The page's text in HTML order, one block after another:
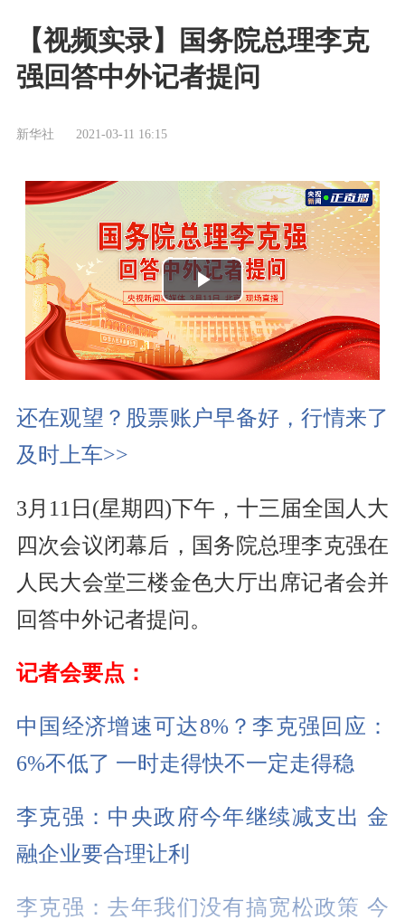
【视频实录】国务院总理李克
强回答中外记者提问
新华社 2021-03-11 16:15
播
放
视
频
还在观望？股票账户早备好，行情来了
及时上车>>
3月11日(星期四)下午，十三届全国人大
四次会议闭幕后，国务院总理李克强在
人民大会堂三楼金色大厅出席记者会并
回答中外记者提问。
记者会要点：
中国经济增速可达8%？李克强回应：
6%不低了 一时走得快不一定走得稳
李克强：中央政府今年继续减支出 金
融企业要合理让利
李克强：去年我们没有搞宽松政策 今